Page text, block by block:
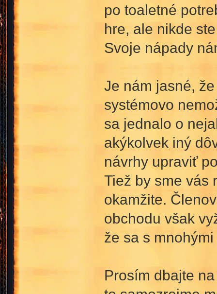
po toaletné
hre, ale nikde
Svoje nápady
Je nám jasné,
systémovo
sa jednalo o
akýkolvek iný
návrhy upraviť
Tiež by sme vás
okamžite.
obchodu však
že sa s
Prosím dbajte